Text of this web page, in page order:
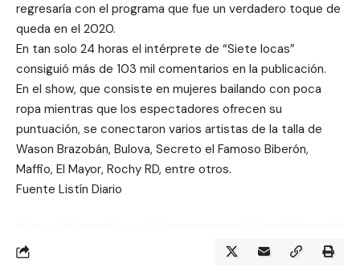
regresaría con el programa que fue un verdadero toque de
queda en el 2020.
En tan solo 24 horas el intérprete de “Siete locas”
consiguió más de 103 mil comentarios en la publicación.
En el show, que consiste en mujeres bailando con poca
ropa mientras que los espectadores ofrecen su
puntuación, se conectaron varios artistas de la talla de
Wason Brazobán, Bulova, Secreto el Famoso Biberón,
Maffio, El Mayor, Rochy RD, entre otros.
Fuente Listín Diario